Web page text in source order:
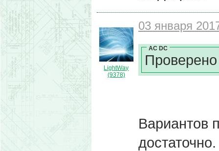
LightWay
(9378)
03 января
AC DC
Вариантов